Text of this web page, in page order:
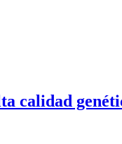
calidad